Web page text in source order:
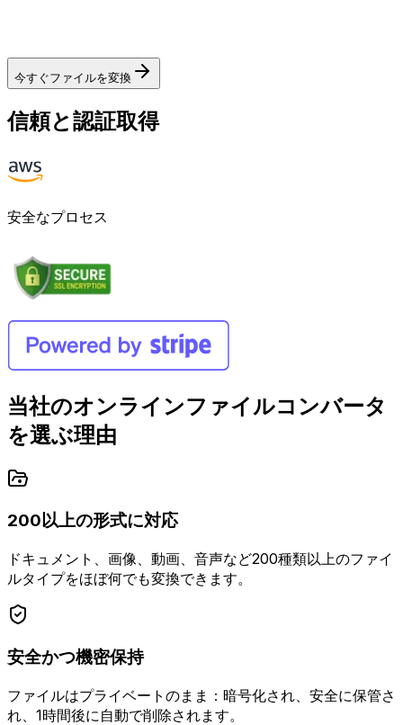
今すぐファイルを変換
信頼と認証取得
安全なプロセス
当社のオンラインファイルコンバータ
を選ぶ理由
200以上の形式に対応
ドキュメント、画像、動画、音声など200種類以上のファイ
ルタイプをほぼ何でも変換できます。
安全かつ機密保持
ファイルはプライベートのまま：暗号化され、安全に保管さ
れ、1時間後に自動で削除されます。